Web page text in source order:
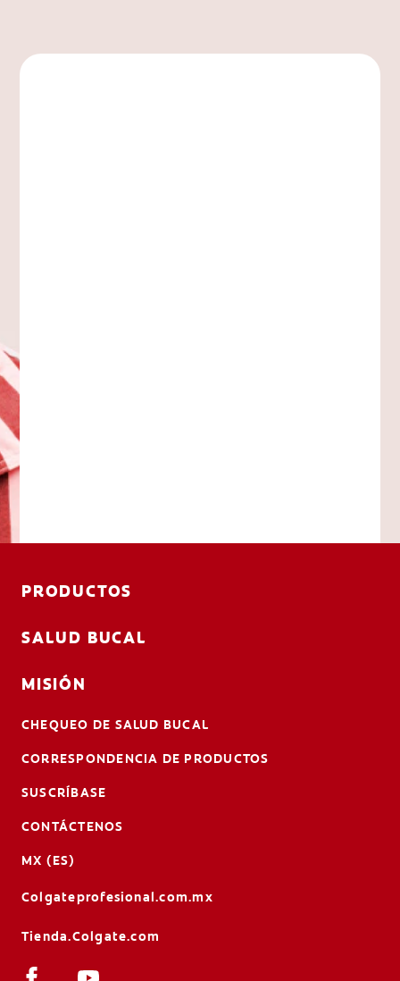
PRODUCTOS
SALUD BUCAL
MISIÓN
CHEQUEO DE SALUD BUCAL
CORRESPONDENCIA DE PRODUCTOS
SUSCRÍBASE
CONTÁCTENOS
MX (ES)
Colgateprofesional.com.mx
Tienda.Colgate.com